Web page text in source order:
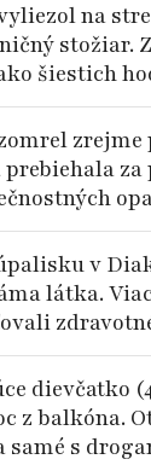
na
stožiar.
šiestich
zrejme
prebiehala
v
látka.
dievčatko
z balkóna.
samé s